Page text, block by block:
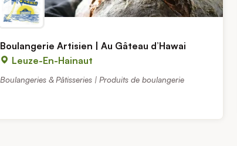
Boulangerie Artisien | Au Gâteau d’Hawai
Leuze-En-Hainaut
Boulangeries & Pâtisseries | Produits de boulangerie